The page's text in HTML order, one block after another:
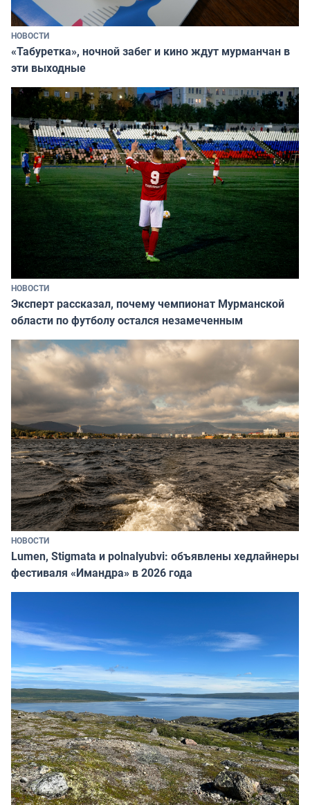
НОВОСТИ
«Табуретка», ночной забег и кино ждут мурманчан в
эти выходные
НОВОСТИ
Эксперт рассказал, почему чемпионат Мурманской
области по футболу остался незамеченным
НОВОСТИ
Lumen, Stigmata и polnalyubvi: объявлены хедлайнеры
фестиваля «Имандра» в 2026 года